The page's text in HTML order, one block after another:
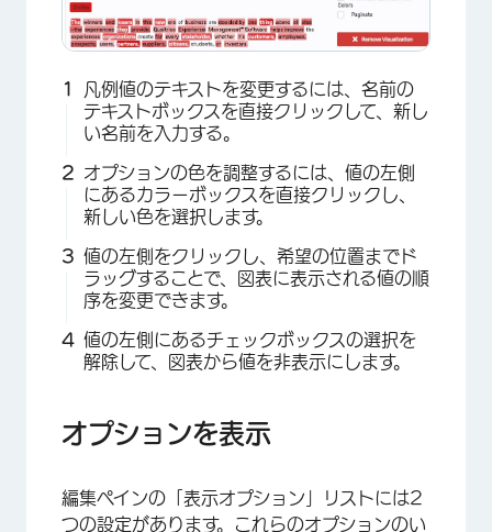
×
凡例値のテキストを変更するには、名前の
テキストボックスを直接クリックして、新し
い名前を入力する。
オプションの色を調整するには、値の左側
にあるカラーボックスを直接クリックし、
新しい色を選択します。
値の左側をクリックし、希望の位置までド
ラッグすることで、図表に表示される値の順
序を変更できます。
値の左側にあるチェックボックスの選択を
解除して、図表から値を非表示にします。
オプションを表示
編集ペインの「表示オプション」リストには2
つの設定があります。これらのオプションのい